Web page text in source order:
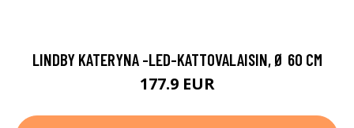
LINDBY KATERYNA -LED-KATTOVALAISIN, Ø 60 CM
177.9 EUR